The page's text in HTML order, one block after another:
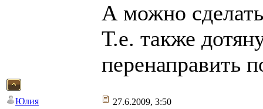
А можно
Т.е. также
перенаправить
Юлия 27.6.2009, 3:50